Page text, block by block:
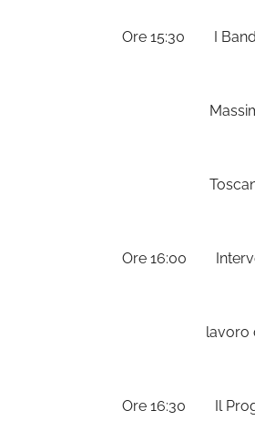
Ore 15:30 I
Massimo Ughi
Ore 16:00
lavoro
Ore 16:30 Il